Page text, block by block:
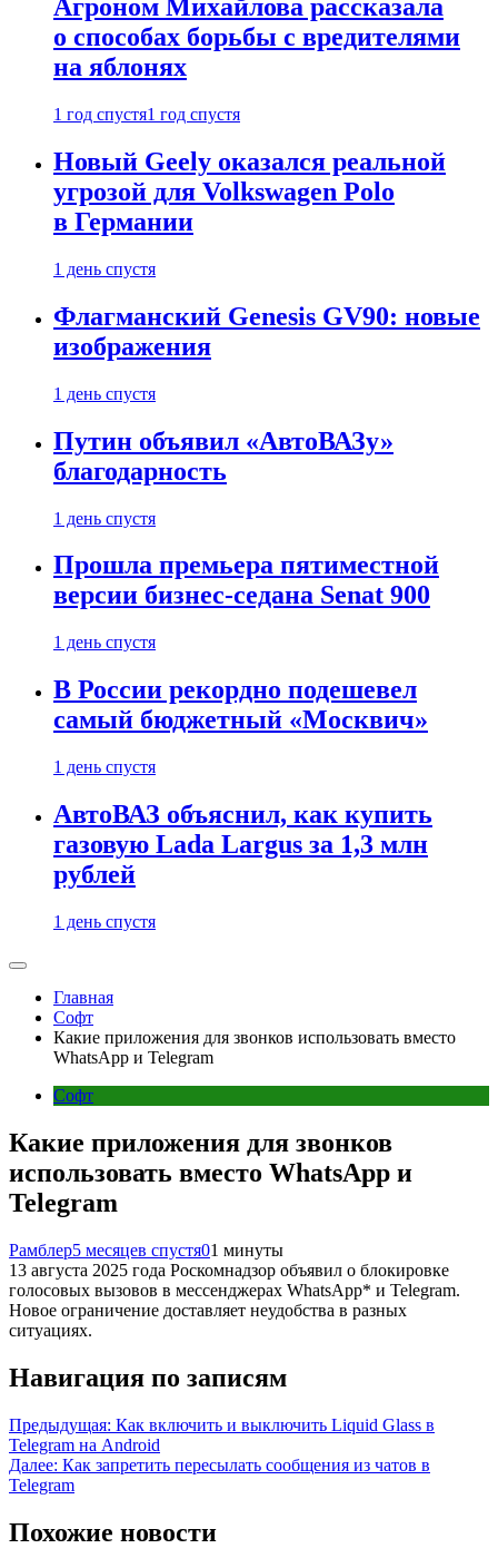
Агроном Михайлова рассказала
о способах борьбы с вредителями
на яблонях
1 год спустя1 год спустя
Новый Geely оказался реальной
угрозой для Volkswagen Polo
в Германии
1 день спустя
Флагманский Genesis GV90: новые
изображения
1 день спустя
Путин объявил «АвтоВАЗу»
благодарность
1 день спустя
Прошла премьера пятиместной
версии бизнес-седана Senat 900
1 день спустя
В России рекордно подешевел
самый бюджетный «Москвич»
1 день спустя
АвтоВАЗ объяснил, как купить
газовую Lada Largus за 1,3 млн
рублей
1 день спустя
Главная
Софт
Какие приложения для звонков использовать вместо
WhatsApp и Telegram
Софт
Какие приложения для звонков
использовать вместо WhatsApp и
Telegram
Рамблер5 месяцев спустя01 минуты
13 августа 2025 года Роскомнадзор объявил о блокировке
голосовых вызовов в мессенджерах WhatsApp* и Telegram.
Новое ограничение доставляет неудобства в разных
ситуациях.
Навигация по записям
Предыдущая: Как включить и выключить Liquid Glass в
Telegram на Android
Далее: Как запретить пересылать сообщения из чатов в
Telegram
Похожие новости